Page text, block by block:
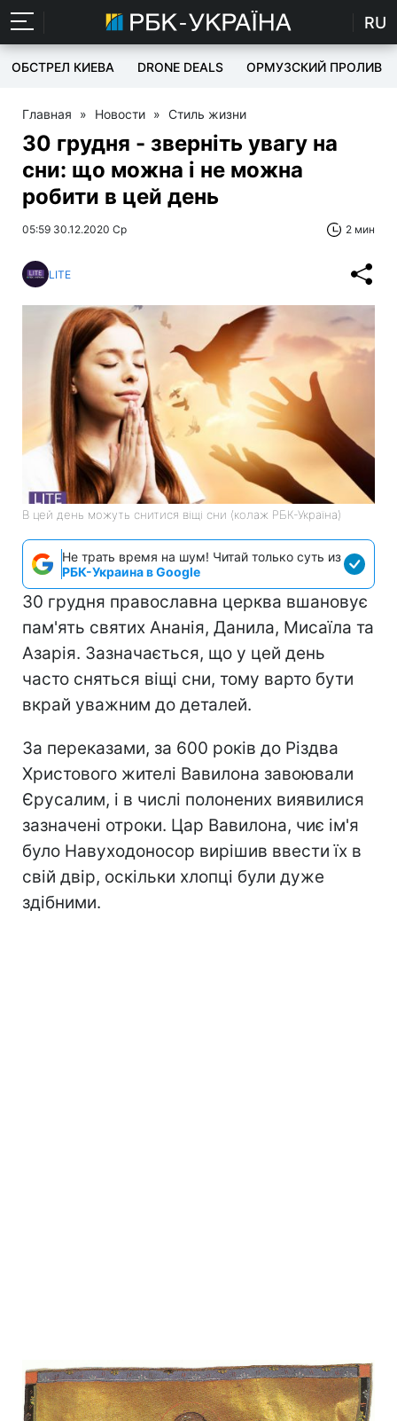
RU
ОБСТРЕЛ КИЕВА DRONE DEALS ОРМУЗСКИЙ ПРОЛИВ
Главная » Новости » Стиль жизни
30 грудня - зверніть увагу на
сни: що можна і не можна
робити в цей день
05:59 30.12.2020 Ср 2 мин
LITE
В цей день можуть снитися віщі сни (колаж РБК-Україна)
Не трать время на шум! Читай только суть из
РБК-Украина в Google
30 грудня православна церква вшановує
пам'ять святих Ананія, Данила, Мисаїла та
Азарія. Зазначається, що у цей день
часто сняться віщі сни, тому варто бути
вкрай уважним до деталей.
За переказами, за 600 років до Різдва
Христового жителі Вавилона завоювали
Єрусалим, і в числі полонених виявилися
зазначені отроки. Цар Вавилона, чиє ім'я
було Навуходоносор вирішив ввести їх в
свій двір, оскільки хлопці були дуже
здібними.